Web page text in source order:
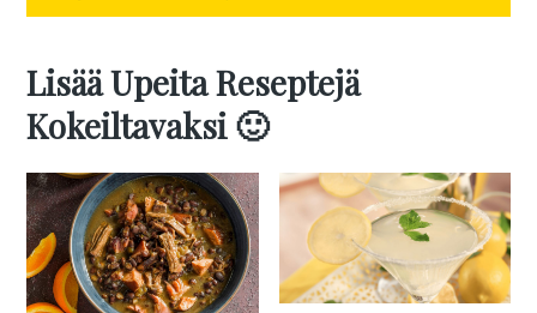
Lisää Upeita Reseptejä
Kokeiltavaksi 🙂